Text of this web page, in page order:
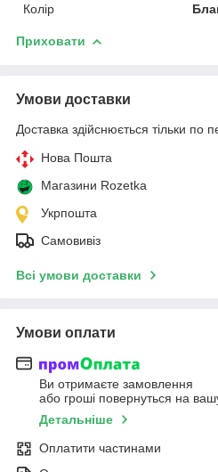
Колір
Приховати
Умови доставки
Доставка здійснюється тільки по
Нова Пошта
Магазини Rozetka
Укрпошта
Самовивіз
Всі умови доставки
Умови оплати
Ви отримаєте замовлення
або гроші повернуться на
Детальніше
Оплатити частинами